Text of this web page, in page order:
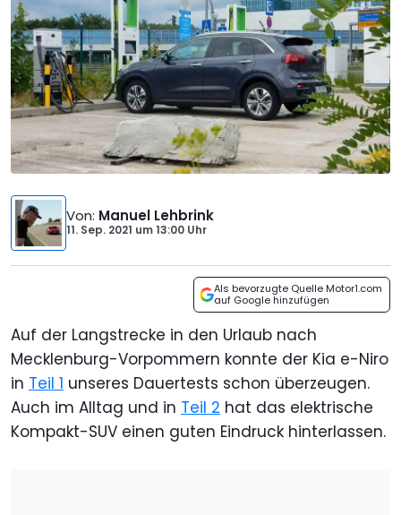
Von: Manuel Lehbrink
11. Sep. 2021 um13:00 Uhr
Als bevorzugte Quelle Motor1.com
auf Google hinzufügen
Auf der Langstrecke in den Urlaub nach
Mecklenburg-Vorpommern konnte der Kia e-Niro
in Teil 1 unseres Dauertests schon überzeugen.
Auch im Alltag und in Teil 2 hat das elektrische
Kompakt-SUV einen guten Eindruck hinterlassen.